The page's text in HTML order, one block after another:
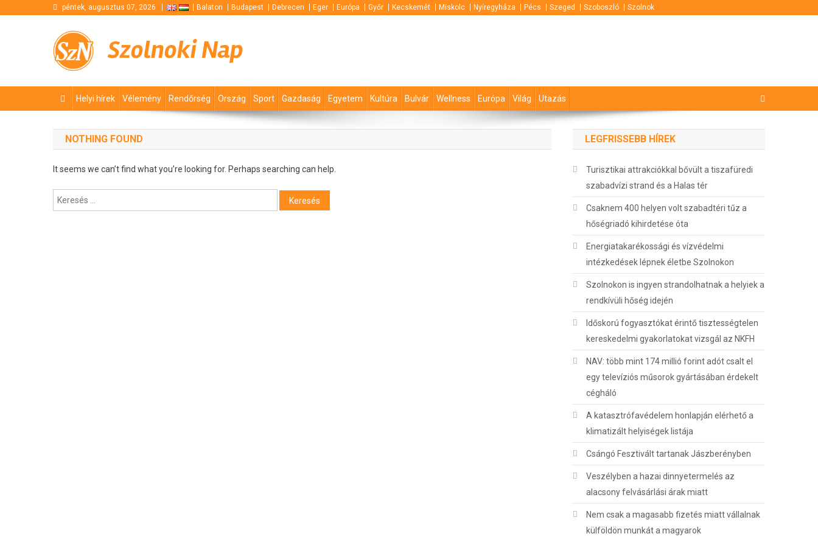
péntek, augusztus 07, 2026 Balaton Budapest Debrecen Eger Európa Győr Kecskemét Miskolc Nyíregyháza Pécs Szeged Szoboszló Szolnok
Szolnoki Nap
Helyi hírek Vélemény Rendőrség Ország Sport Gazdaság Egyetem Kultúra Bulvár Wellness Európa Világ Utazás
NOTHING FOUND
It seems we can’t find what you’re looking for. Perhaps searching can help.
Keresés:
LEGFRISSEBB HÍREK
Turisztikai attrakciókkal bővült a tiszafüredi
szabadvízi strand és a Halas tér
Csaknem 400 helyen volt szabadtéri tűz a
hőségriadó kihirdetése óta
Energiatakarékossági és vízvédelmi
intézkedések lépnek életbe Szolnokon
Szolnokon is ingyen strandolhatnak a helyiek a
rendkívüli hőség idején
Időskorú fogyasztókat érintő tisztességtelen
kereskedelmi gyakorlatokat vizsgál az NKFH
NAV: több mint 174 millió forint adót csalt el
egy televíziós műsorok gyártásában érdekelt
cégháló
A katasztrófavédelem honlapján elérhető a
klimatizált helyiségek listája
Csángó Fesztivált tartanak Jászberényben
Veszélyben a hazai dinnyetermelés az
alacsony felvásárlási árak miatt
Nem csak a magasabb fizetés miatt vállalnak
külföldön munkát a magyarok